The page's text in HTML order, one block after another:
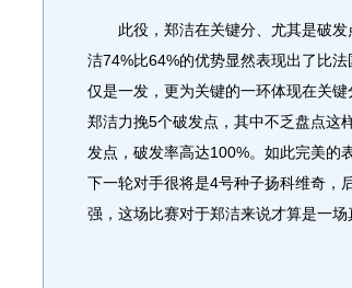
此役，郑洁在关键分、尤其是破发
洁74%比64%的优势显然表现出了比
仅是一发，更为关键的一环体现在关
郑洁力挽5个破发点，其中不乏盘点这
发点，破发率高达100%。如此完美的
下一轮对手很将是4号种子扬科维奇，
强，这场比赛对于郑洁来说才算是一场